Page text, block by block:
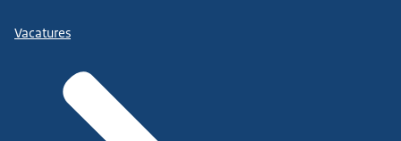
Vacatures